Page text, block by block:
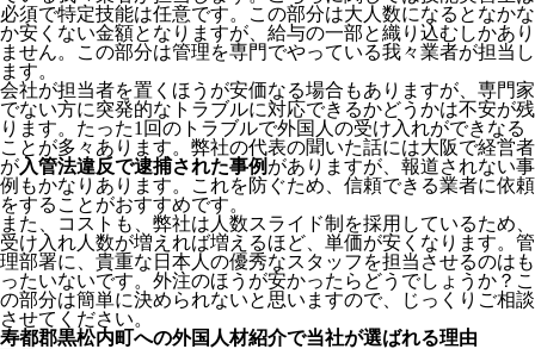
必須で特定技能は任意です。この部分は大人数になるとなかな
か安くない金額となりますが、給与の一部と織り込むしかあり
ません。この部分は管理を専門でやっている我々業者が担当し
ます。
会社が担当者を置くほうが安価なる場合もありますが、専門家
でない方に突発的なトラブルに対応できるかどうかは不安が残
ります。たった1回のトラブルで外国人の受け入れができなる
ことが多々あります。弊社の代表の聞いた話には大阪で経営者
が入管法違反で逮捕された事例 がありますが、報道されない事
例もかなりあります。これを防ぐため、信頼できる業者に依頼
をすることがおすすめです。
また、コストも、弊社は人数スライド制を採用しているため、
受け入れ人数が増えれば増えるほど、単価が安くなります。管
理部署に、貴重な日本人の優秀なスタッフを担当させるのはも
ったいないです。外注のほうが安かったらどうでしょうか？こ
の部分は簡単に決められないと思いますので、じっくりご相談
させてください。
寿都郡黒松内町への外国人材紹介で当社が選ばれる理由